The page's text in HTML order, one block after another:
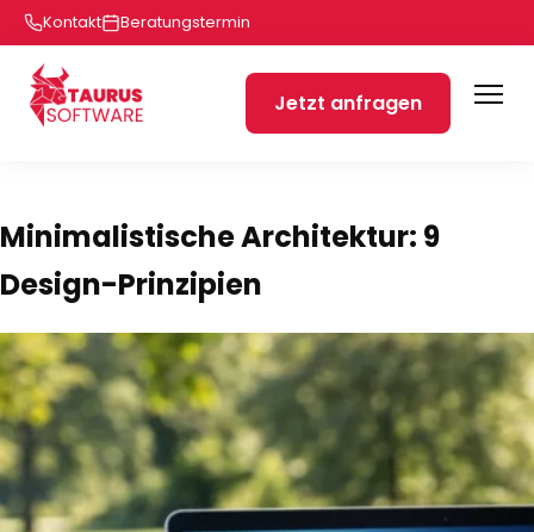
Kontakt Beratungstermin
Jetzt anfragen
Minimalistische Architektur: 9
Design-Prinzipien